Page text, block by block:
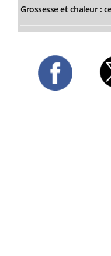
Grossesse et chaleur :